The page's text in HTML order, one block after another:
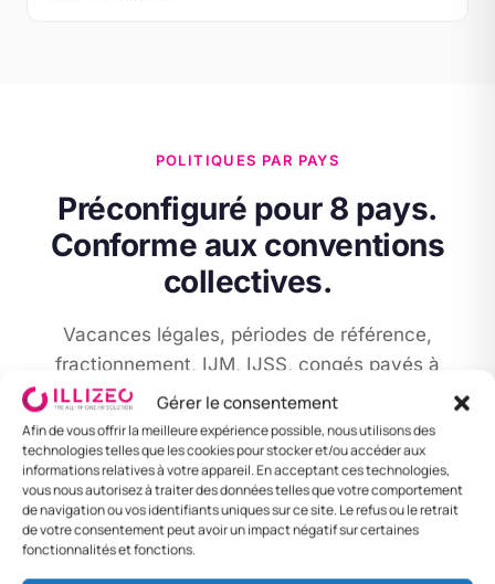
Gérer le consentement
Afin de vous offrir la meilleure expérience possible, nous utilisons des
technologies telles que les cookies pour stocker et/ou accéder aux
informations relatives à votre appareil. En acceptant ces technologies,
vous nous autorisez à traiter des données telles que votre comportement
de navigation ou vos identifiants uniques sur ce site. Le refus ou le retrait
de votre consentement peut avoir un impact négatif sur certaines
fonctionnalités et fonctions.
POLITIQUES PAR PAYS
Préconfiguré pour 8 pays.
Conforme aux conventions
collectives.
Vacances légales, périodes de référence,
fractionnement, IJM, IJSS, congés payés à
108 % : toutes les règles locales sont prêtes à
l’emploi. Adaptable à vos conventions internes.
🇨🇭